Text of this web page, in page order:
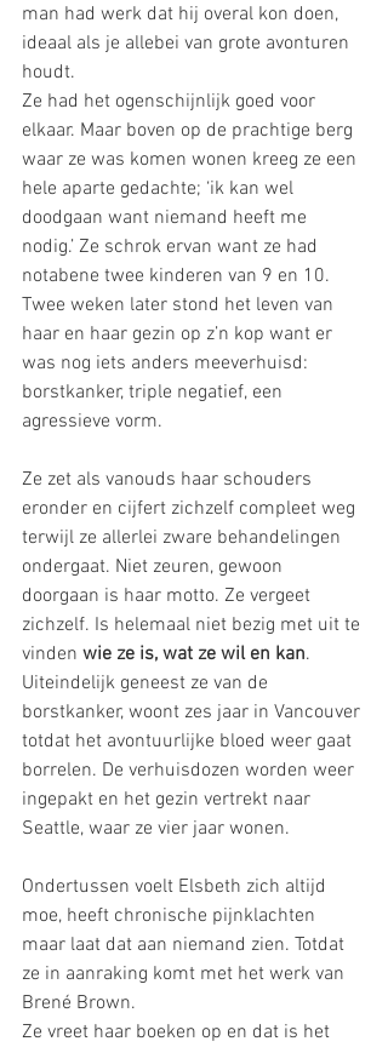
man had werk dat hij overal kon doen,
ideaal als je allebei van grote avonturen
houdt.
Ze had het ogenschijnlijk goed voor
elkaar. Maar boven op de prachtige berg
waar ze was komen wonen kreeg ze een
hele aparte gedachte; ‘ik kan wel
doodgaan want niemand heeft me
nodig.’ Ze schrok ervan want ze had
notabene twee kinderen van 9 en 10.
Twee weken later stond het leven van
haar en haar gezin op z’n kop want er
was nog iets anders meeverhuisd:
borstkanker, triple negatief, een
agressieve vorm.
Ze zet als vanouds haar schouders
eronder en cijfert zichzelf compleet weg
terwijl ze allerlei zware behandelingen
ondergaat. Niet zeuren, gewoon
doorgaan is haar motto. Ze vergeet
zichzelf. Is helemaal niet bezig met uit te
vinden wie ze is, wat ze wil en kan.
Uiteindelijk geneest ze van de
borstkanker, woont zes jaar in Vancouver
totdat het avontuurlijke bloed weer gaat
borrelen. De verhuisdozen worden weer
ingepakt en het gezin vertrekt naar
Seattle, waar ze vier jaar wonen.
Ondertussen voelt Elsbeth zich altijd
moe, heeft chronische pijnklachten
maar laat dat aan niemand zien. Totdat
ze in aanraking komt met het werk van
Brené Brown.
Ze vreet haar boeken op en dat is het